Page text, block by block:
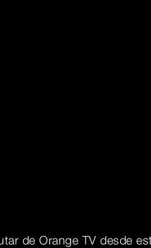
de Orange TV desde